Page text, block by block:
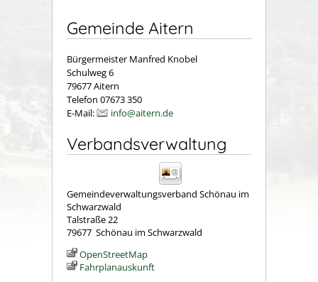
Gemeinde Aitern
Bürgermeister Manfred Knobel
Schulweg 6
79677 Aitern
Telefon 07673 350
E-Mail:
info@aitern.de
Verbandsverwaltung
Gemeindeverwaltungsverband Schönau im
Schwarzwald
Talstraße 22
79677 Schönau im Schwarzwald
OpenStreetMap
Fahrplanauskunft